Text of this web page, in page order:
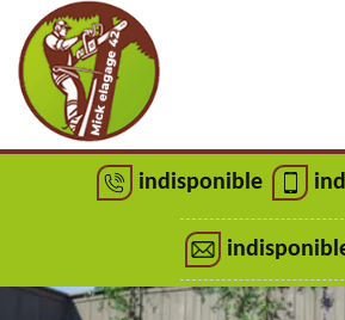
indisponible